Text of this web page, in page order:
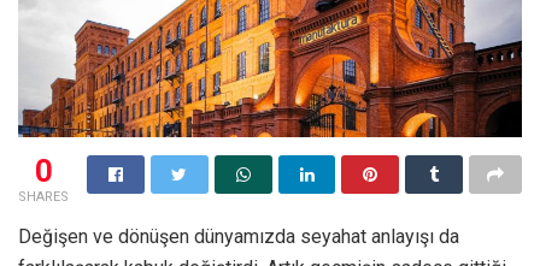
0
SHARES
Değişen ve dönüşen dünyamızda seyahat anlayışı da